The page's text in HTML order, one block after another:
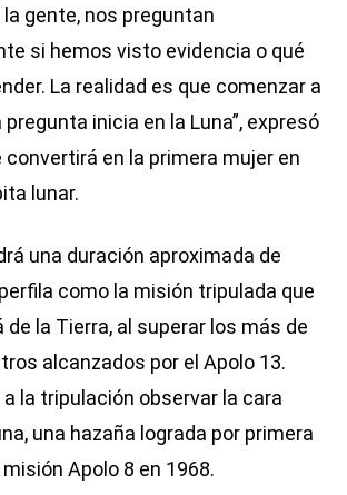
gente, nos preguntan
si hemos visto evidencia o qué
La realidad es que comenzar a
inicia en la Luna”, expresó
convertirá en la primera mujer en
lunar.
una duración aproximada de
como la misión tripulada que
de la Tierra, al superar los más de
alcanzados por el Apolo 13.
la tripulación observar la cara
una hazaña lograda por primera
Apolo 8 en 1968.